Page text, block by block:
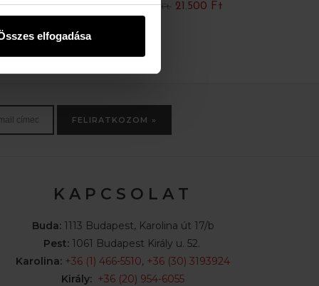
elfogadása
26.990 Ft 21.500 Ft
FELIRATKOZOM »
K A P C S O L A T
Buda:1113 Budapest, Karolina út 17/b
Pest:1061 Budapest Király u. 52.
Karolina: +36 (1) 466-5510, +36 (30) 3193924
Király: +36 (20) 954-6055